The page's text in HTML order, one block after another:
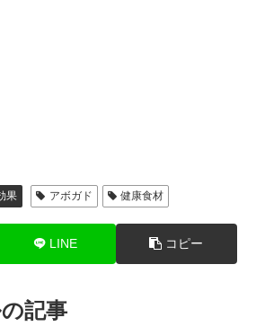
果 アボガド 健康食材
LINE コピー
記事